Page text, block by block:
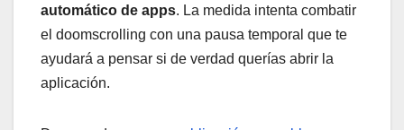
automático de apps. La medida intenta combatir
el doomscrolling con una pausa temporal que te
ayudará a pensar si de verdad querías abrir la
aplicación.